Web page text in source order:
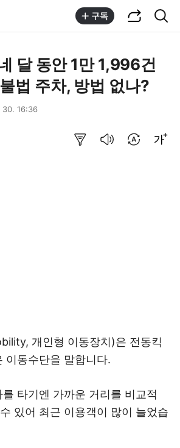
구독
달 동안 1만 1,996건
법 주차, 방법 없나?
30. 16:36
개인형 이동장치)은 전동킥
이동수단을 말합니다.
타기엔 가까운 거리를 비교적
있어 최근 이용객이 많이 늘었습